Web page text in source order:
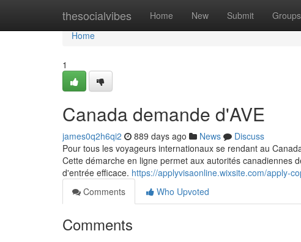
thesocialvibes Home New Submit Groups
Home
Home
1
Canada demande d'AVE
james0q2h6qi2 889 days ago News
Discuss
Pour tous les voyageurs internationaux se rendant au
Cette démarche en ligne permet aux autorités canadiennes
d'entrée efficace. https://applyvisaonline.wixsite.com/apply-
Comments
Who Upvoted
Comments